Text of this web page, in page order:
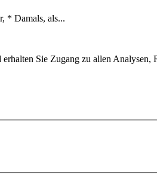
* Damals, als...
Sie Zugang zu allen Analysen,